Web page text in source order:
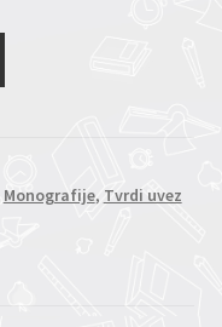
Monografije, Tvrdi uvez